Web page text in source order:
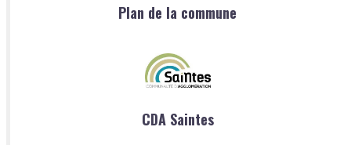
Plan de la commune
CDA Saintes